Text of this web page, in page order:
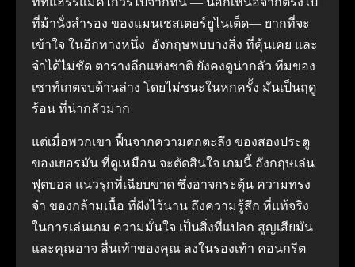
ที่ม้านั่งสำรอง ของแมนเชสเตอร์ยูไนเต็ด— ยากที่จะ
เข้าใจ ในอีกทางหนึ่ง อังกฤษพบบางสิ่ง ที่คุ้นเคย และ
จำได้ไม่ชัด ตารางลีกแห่งชาติ ยังคงดูน่ากลัว ทีมของ
เซาท์เกตจบด้านล่าง โดยไม่ชนะในหกครั้ง มันเป็นฤดู
ร้อน ที่น่ากลัวมาก
แต่เมื่อพวกเขา ฟื้นจากความตกตะลึง ของสองประตู
ของเยอรมัน ที่ดูเหมือน จะตัดสินใจ เกมนี้ อังกฤษเล่น
ฟุตบอล แนวรุกที่เฉียบขาด ซึ่งอาจกระตุ้น ความทรง
จำ ของกล้ามเนื้อ ที่ฝังไว้นาน ถึงความรู้สึก ที่แท้จริง
ในการเล่นเกม ความมั่นใจ เป็นสิ่งที่แปลก สูญเสียมัน
และคุณอาจ ลื่นเท้าของคุณ ลงในรองเท้า คอนกรีต